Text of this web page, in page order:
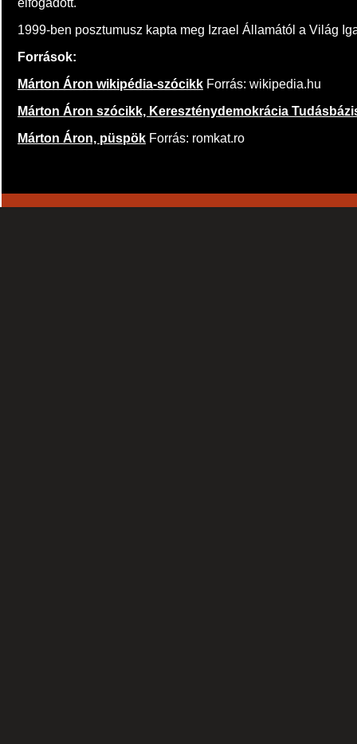
elfogadott.
1999-ben posztumusz kapta meg Izrael Államától a Világ
Források:
Márton Áron wikipédia-szócikk Forrás: wikipedia.hu
Márton Áron szócikk, Kereszténydemokrácia
Márton Áron, püspök Forrás: romkat.ro